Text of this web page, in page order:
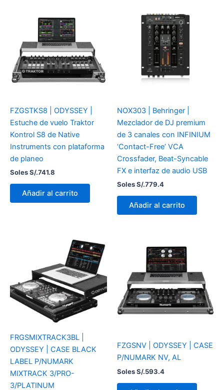
FZGSTKS8 | ODYSSEY |
Estuche de vuelo Traktor
Kontrol S8 de Native
Instruments con plataforma
de planeo
Soles S/.741.8
Añadir al carrito
NOX303 | Behringer |
Mezclador de DJ premium
de 3 canales con INFINIUM
‘Contact-Free’ VCA
Crossfader, Beat-Syncable
FX e interfaz de audio USB
Soles S/.779.4
Añadir al carrito
FRGSMIXTRACK3BL |
ODYSSEY | CASE BLACK
LABEL P/NUMARK
MIXTRACK 3/PRO-
3/PLATINUM
FZGSNV | ODYSSEY | CASE
P/NUMARK NV, AL
Soles S/.593.4